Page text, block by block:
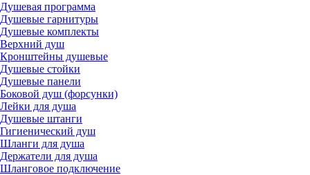
Душевая программа
Душевые гарнитуры
Душевые комплекты
Верхний душ
Кронштейны душевые
Душевые стойки
Душевые панели
Боковой душ (форсунки)
Лейки для душа
Душевые штанги
Гигиенический душ
Шланги для душа
Держатели для душа
Шланговое подключение